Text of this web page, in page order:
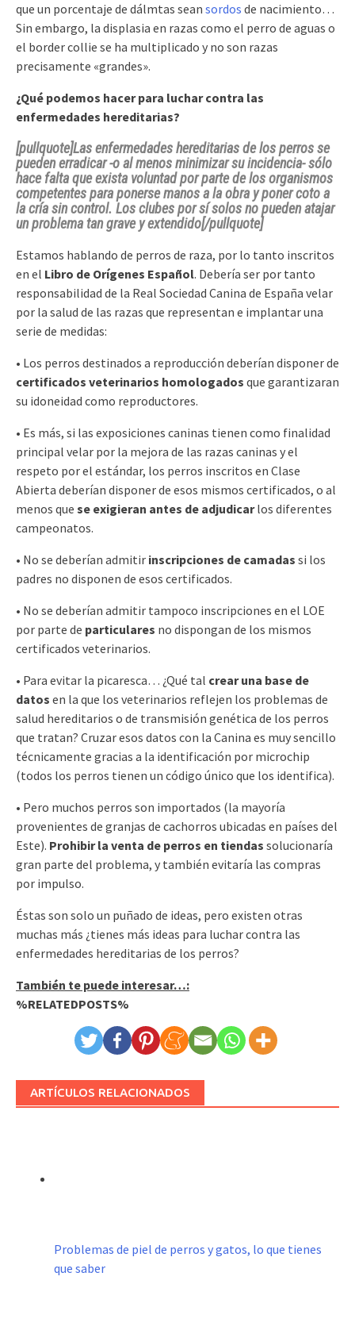
que un porcentaje de dálmtas sean sordos de nacimiento…
Sin embargo, la displasia en razas como el perro de aguas o
el border collie se ha multiplicado y no son razas
precisamente «grandes».
¿Qué podemos hacer para luchar contra las
enfermedades hereditarias?
[pullquote]Las enfermedades hereditarias de los perros se
pueden erradicar -o al menos minimizar su incidencia- sólo
hace falta que exista voluntad por parte de los organismos
competentes para ponerse manos a la obra y poner coto a
la cría sin control. Los clubes por sí solos no pueden atajar
un problema tan grave y extendido[/pullquote]
Estamos hablando de perros de raza, por lo tanto inscritos
en el Libro de Orígenes Español. Debería ser por tanto
responsabilidad de la Real Sociedad Canina de España velar
por la salud de las razas que representan e implantar una
serie de medidas:
• Los perros destinados a reproducción deberían disponer de
certificados veterinarios homologados que garantizaran
su idoneidad como reproductores.
• Es más, si las exposiciones caninas tienen como finalidad
principal velar por la mejora de las razas caninas y el
respeto por el estándar, los perros inscritos en Clase
Abierta deberían disponer de esos mismos certificados, o al
menos que se exigieran antes de adjudicarlos diferentes
campeonatos.
• No se deberían admitir inscripciones de camadas si los
padres no disponen de esos certificados.
• No se deberían admitir tampoco inscripciones en el LOE
por parte de particulares no dispongan de los mismos
certificados veterinarios.
• Para evitar la picaresca… ¿Qué tal crear una base de
datos en la que los veterinarios reflejen los problemas de
salud hereditarios o de transmisión genética de los perros
que tratan? Cruzar esos datos con la Canina es muy sencillo
técnicamente gracias a la identificación por microchip
(todos los perros tienen un código único que los identifica).
• Pero muchos perros son importados (la mayoría
provenientes de granjas de cachorros ubicadas en países del
Este). Prohibir la venta de perros en tiendas solucionaría
gran parte del problema, y también evitaría las compras
por impulso.
Éstas son solo un puñado de ideas, pero existen otras
muchas más ¿tienes más ideas para luchar contra las
enfermedades hereditarias de los perros?
También te puede interesar…:
%RELATEDPOSTS%
ARTÍCULOS RELACIONADOS
Problemas de piel de perros y gatos, lo que tienes
que saber